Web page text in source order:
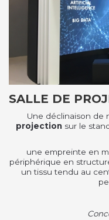
SALLE DE
Une déclinaison de
projection sur le
une empreinte en
périphérique en
un tissu tendu au